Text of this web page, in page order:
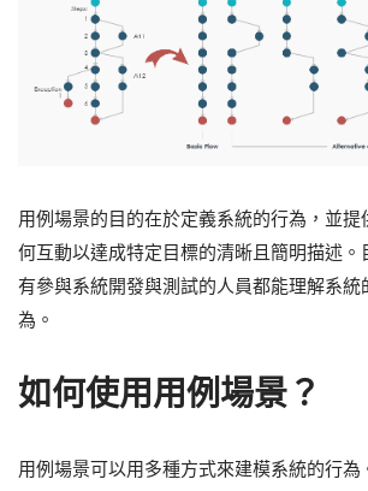
用例場景的目的在於定義系統的行為，並提
何互動以達成特定目標的清晰且簡明描述。
有參與系統開發與測試的人員都能理解系統
為。
如何使用用例場景？
用例場景可以用多種方式來建模系統的行為